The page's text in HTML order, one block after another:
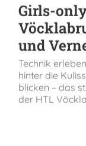
Girls-
und
Technik
hinter die
blicken – das
der HTL